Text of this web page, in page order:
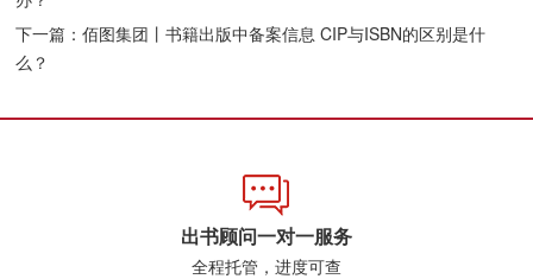
下一篇：佰图集团丨书籍出版中备案信息 CIP与ISBN的区别是什
么？
出书顾问一对一服务
全程托管，进度可查